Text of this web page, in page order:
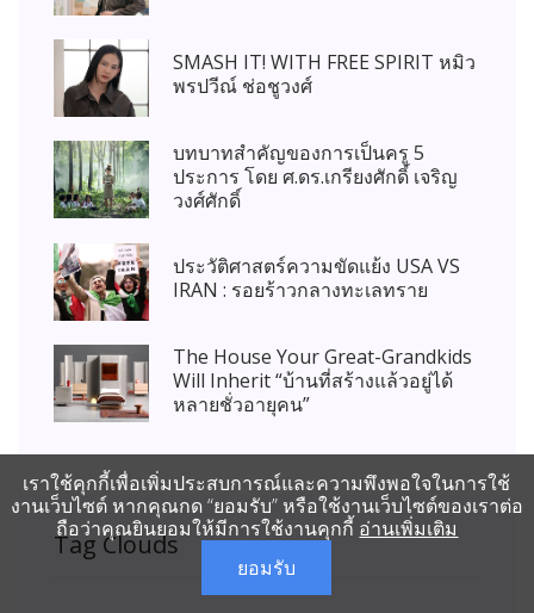
SMASH IT! WITH FREE SPIRIT หมิว
พรปวีณ์ ช่อชูวงศ์
บทบาทสำคัญของการเป็นครู 5
ประการ โดย ศ.ดร.เกรียงศักดิ์ เจริญ
วงศ์ศักดิ์
ประวัติศาสตร์ความขัดแย้ง USA VS
IRAN : รอยร้าวกลางทะเลทราย
The House Your Great-Grandkids
Will Inherit “บ้านที่สร้างแล้วอยู่ได้
หลายชั่วอายุคน”
Tag Clouds
เราใช้คุกกี้เพื่อเพิ่มประสบการณ์และความพึงพอใจในการใช้
งานเว็บไซต์ หากคุณกด “ยอมรับ” หรือใช้งานเว็บไซต์ของเราต่อ
ถือว่าคุณยินยอมให้มีการใช้งานคุกกี้ อ่านเพิ่มเติม
ยอมรับ